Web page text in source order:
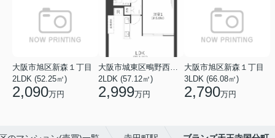
大阪市旭区新森１丁目
2LDK (52.25㎡)
2,090万円
2LDK (57.12㎡)
2,999万円
大阪市旭区新森１丁目
3LDK (66.08㎡)
2,790万円